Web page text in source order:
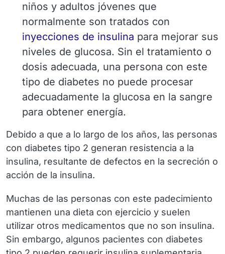
niños y adultos jóvenes que
normalmente son tratados con
inyecciones de insulina para mejorar sus
niveles de glucosa. Sin el tratamiento o
dosis adecuada, una persona con este
tipo de diabetes no puede procesar
adecuadamente la glucosa en la sangre
para obtener energía.
Debido a que a lo largo de los años, las personas
con diabetes tipo 2 generan resistencia a la
insulina, resultante de defectos en la secreción o
acción de la insulina.
Muchas de las personas con este padecimiento
mantienen una dieta con ejercicio y suelen
utilizar otros medicamentos que no son insulina.
Sin embargo, algunos pacientes con diabetes